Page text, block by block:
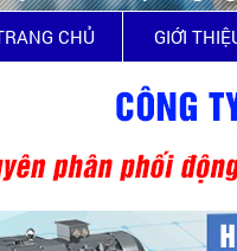
CHỦ GIỚI